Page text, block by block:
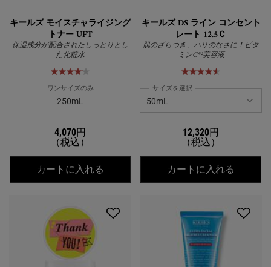
キールズ モイスチャライジング
トナー UFT
保湿成分が配合されたしっとりとし
た化粧水
ワンサイズのみ
250mL
4,070円
（税込）
カートに入れる キールズ モイスチャライジング トナ
キールズ DS ライン コンセント
レート 12.5Ｃ
肌のざらつき、ハリのなさに！ビタ
ミンC*²美容液
サイズを選択
12,320円
（税込）
カートに入れる